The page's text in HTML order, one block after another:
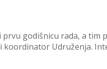
prvu godišnicu rada, a tim
koordinator Udruženja.